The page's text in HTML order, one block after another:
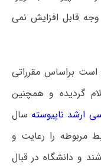
هیچ وجه قابل افزایش نمی
براساس مقرراتی
گردیده و همچنین
ارشد ناپیوسته سال
مربوطه را رعایت و
و دانشگاه در قبال